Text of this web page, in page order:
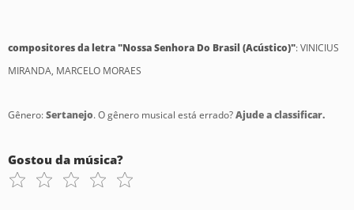
compositores da letra "Nossa Senhora Do Brasil (Acústico)": VINICIUS
MIRANDA, MARCELO MORAES
Gênero:Sertanejo. O gênero musical está errado?Ajude a classificar.
Gostou da música?